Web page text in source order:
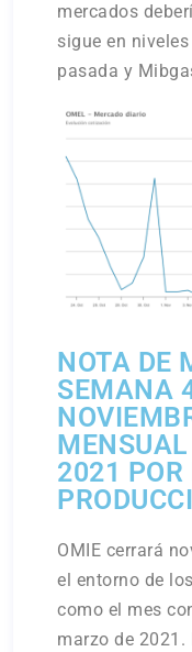
mercados
sigue en
pasada y
NOTA DE
SEMANA
2021
OMIE cerrará
el entorno de
como el mes
marzo de